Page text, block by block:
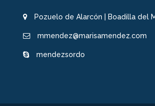
Pozuelo de Alarcón | Boadilla del
mmendez@marisamendez.com
mendezsordo